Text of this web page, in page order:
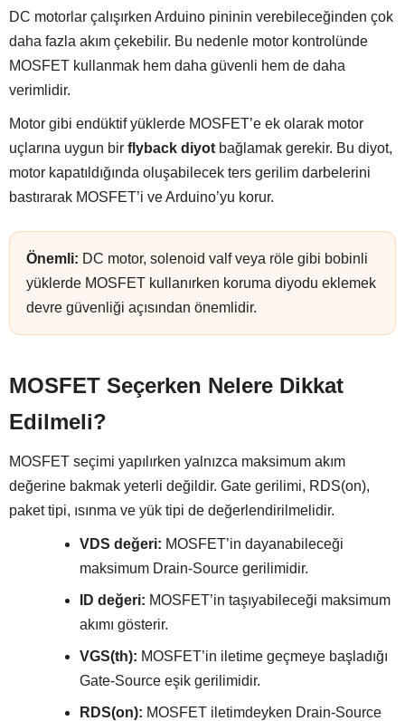
DC motorlar çalışırken Arduino pininin verebileceğinden çok
daha fazla akım çekebilir. Bu nedenle motor kontrolünde
MOSFET kullanmak hem daha güvenli hem de daha
verimlidir.
Motor gibi endüktif yüklerde MOSFET’e ek olarak motor
uçlarına uygun bir flyback diyot bağlamak gerekir. Bu diyot,
motor kapatıldığında oluşabilecek ters gerilim darbelerini
bastırarak MOSFET’i ve Arduino’yu korur.
Önemli: DC motor, solenoid valf veya röle gibi bobinli
yüklerde MOSFET kullanırken koruma diyodu eklemek
devre güvenliği açısından önemlidir.
MOSFET Seçerken Nelere Dikkat
Edilmeli?
MOSFET seçimi yapılırken yalnızca maksimum akım
değerine bakmak yeterli değildir. Gate gerilimi, RDS(on),
paket tipi, ısınma ve yük tipi de değerlendirilmelidir.
VDS değeri: MOSFET’in dayanabileceği
maksimum Drain-Source gerilimidir.
ID değeri: MOSFET’in taşıyabileceği maksimum
akımı gösterir.
VGS(th): MOSFET’in iletime geçmeye başladığı
Gate-Source eşik gerilimidir.
RDS(on): MOSFET iletimdeyken Drain-Source